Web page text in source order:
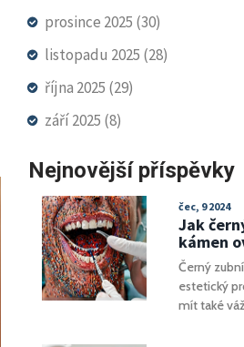
prosince 2025 (30)
listopadu 2025 (28)
října 2025 (29)
září 2025 (8)
Nejnovější příspěvky
čec, 9 2024
Jak
kámen
zdraví:
prevence
Černý
estetický
mít také